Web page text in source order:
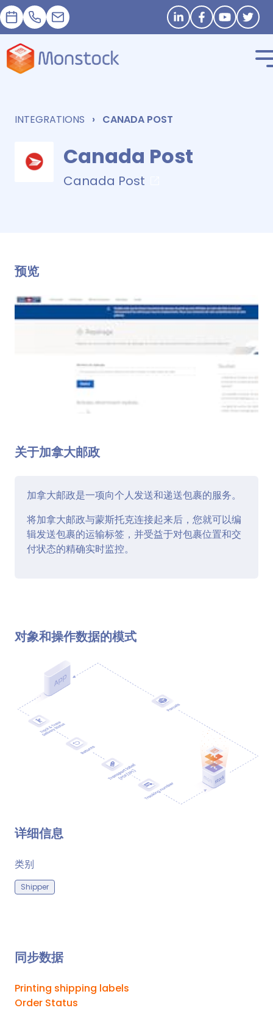
預約 +33 1 83 62 25 41
contact@monstock.net Stay in touch
INTEGRATIONS CANADA POST
Canada Post
Canada Post
预览
关于加拿大邮政
加拿大邮政是一项向个人发送和递送包裹的服务。
将加拿大邮政与蒙斯托克连接起来后，您就可以编
辑发送包裹的运输标签，并受益于对包裹位置和交
付状态的精确实时监控。
对象和操作数据的模式
详细信息
类别
Shipper
同步数据
Printing shipping labels
Order Status